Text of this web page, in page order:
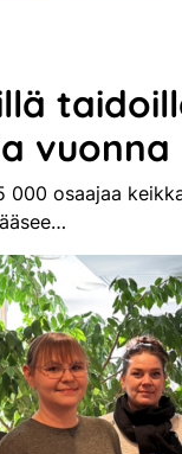
vuonna
000 osaajaa